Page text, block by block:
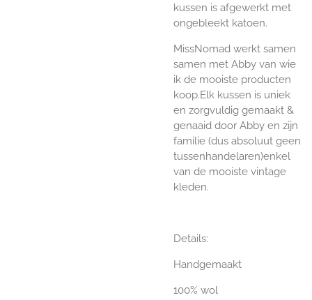
kussen is afgewerkt met
ongebleekt katoen.
MissNomad werkt samen
samen met Abby van wie
ik de mooiste producten
koop.Elk kussen is uniek
en zorgvuldig gemaakt &
genaaid door Abby en zijn
familie (dus absoluut geen
tussenhandelaren)enkel
van de mooiste vintage
kleden.
Details:
Handgemaakt
100% wol